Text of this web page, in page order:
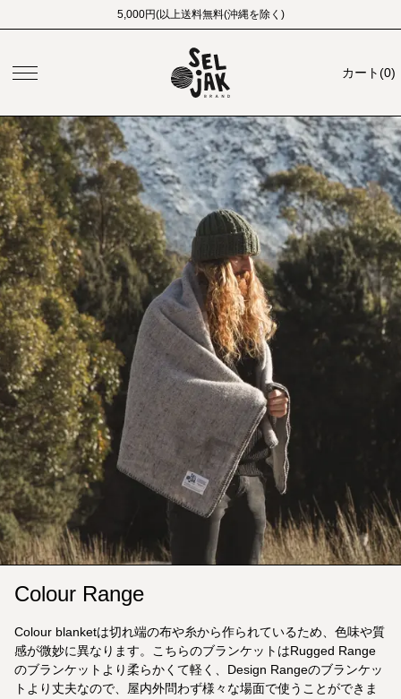
5,000円(以上送料無料(沖縄を除く)
カート(0)
Colour Range
Colour blanketは切れ端の布や糸から作られているため、色味や質
感が微妙に異なります。こちらのブランケットはRugged Range
のブランケットより柔らかくて軽く、Design Rangeのブランケッ
トより丈夫なので、屋内外問わず様々な場面で使うことができま